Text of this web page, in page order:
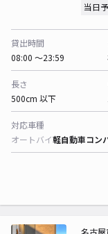
当日
貸出時間
08:00 〜23:59
長さ
500cm 以下
対応車種
オートバイ軽自動車コン
名古